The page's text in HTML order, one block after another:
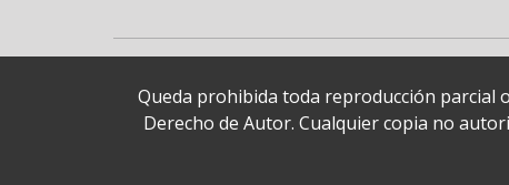
Queda prohibida toda reproducción parcial
Derecho de Autor. Cualquier copia no